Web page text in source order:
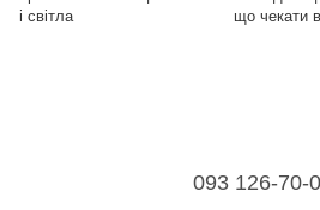
і світла
що чекати
093 126-70-